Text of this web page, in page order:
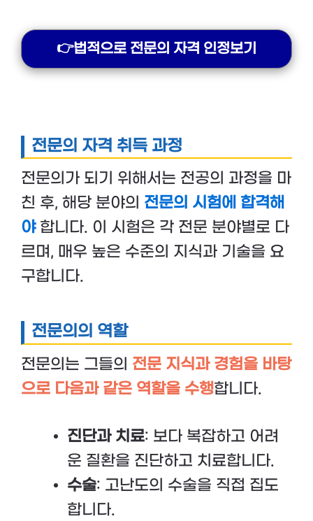
👉법적으로 전문의 자격 인정보기
전문의 자격 취득 과정
전문의가 되기 위해서는 전공의 과정을 마
친 후, 해당 분야의 전문의 시험에 합격해
야합니다. 이 시험은 각 전문 분야별로 다
르며, 매우 높은 수준의 지식과 기술을 요
구합니다.
전문의의 역할
전문의는 그들의 전문 지식과 경험을 바탕
으로 다음과 같은 역할을 수행합니다.
진단과 치료: 보다 복잡하고 어려
운 질환을 진단하고 치료합니다.
수술: 고난도의 수술을 직접 집도
합니다.